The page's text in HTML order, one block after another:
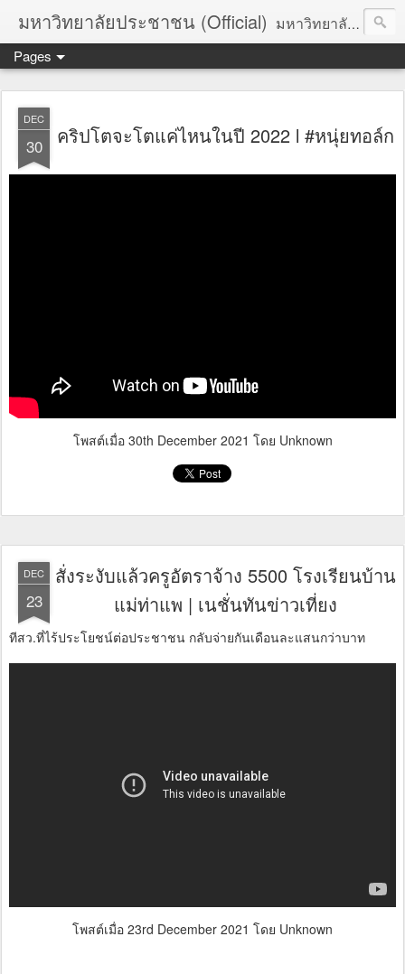
มหาวิทยาลัยประชาชน (Official) มหาวิทยาลัยประชาชน เพื่อการปฏิวัติประชาชนโดยสันติ Truths :: Peace :: Revolution :: Universal Human Rights :: Democracy (TPRUD)
Pages
DEC
30 คริปโตจะโตแค่ไหนในปี 2022 l #หนุ่ยทอล์ก
โพสต์เมื่อ 30th December 2021 โดย Unknown
DEC
23
สั่งระงับแล้วครูอัตราจ้าง 5500 โรงเรียนบ้าน
แม่ท่าแพ | เนชั่นทันข่าวเที่ยง
ทีสว.ที่ไร้ประโยชน์ต่อประชาชน กลับจ่ายกันเดือนละแสนกว่าบาท
โพสต์เมื่อ 23rd December 2021 โดย Unknown